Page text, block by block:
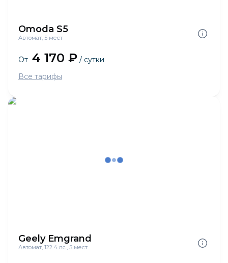
Omoda S5
Автомат, 5 мест
От 4 170 ₽ / сутки
Все тарифы
Geely Emgrand
Автомат, 122.4 лс., 5 мест